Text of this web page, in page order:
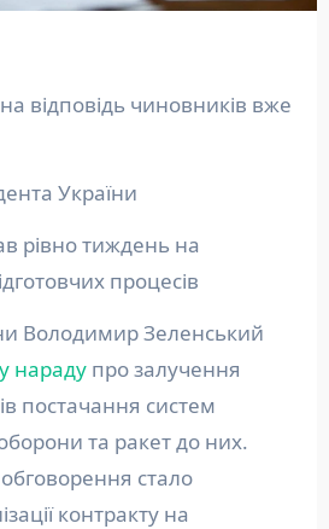
України
рівно тиждень на
процесів
нарадупро залучення
постачання систем
та ракет до них.
стало
контракту на